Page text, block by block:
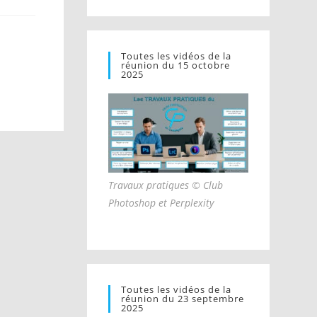
Toutes les vidéos de la
réunion du 15 octobre
2025
Travaux pratiques © Club
Photoshop et Perplexity
Toutes les vidéos de la
réunion du 23 septembre
2025